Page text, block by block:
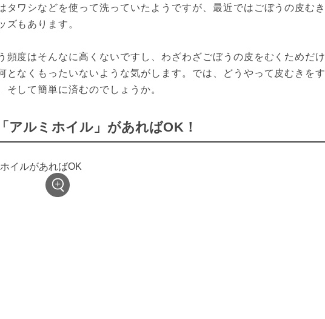
タワシなどを使って洗っていたようですが、最近ではごぼうの皮むき
ズもあります。
頻度はそんなに高くないですし、わざわざごぼうの皮をむくためだけ
となくもったいないような気がします。では、どうやって皮むきをす
そして簡単に済むのでしょうか。
アルミホイル」があればOK！